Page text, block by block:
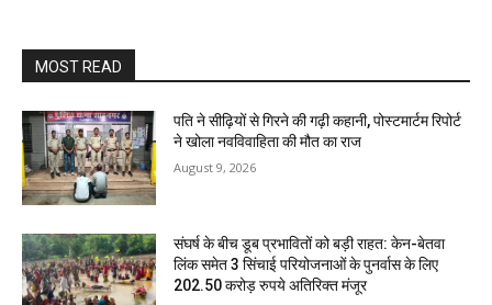
MOST READ
पति ने सीढ़ियों से गिरने की गढ़ी कहानी, पोस्टमार्टम रिपोर्ट
ने खोला नवविवाहिता की मौत का राज
August 9, 2026
संघर्ष के बीच डूब प्रभावितों को बड़ी राहत: केन-बेतवा
लिंक समेत 3 सिंचाई परियोजनाओं के पुनर्वास के लिए
202.50 करोड़ रुपये अतिरिक्त मंजूर